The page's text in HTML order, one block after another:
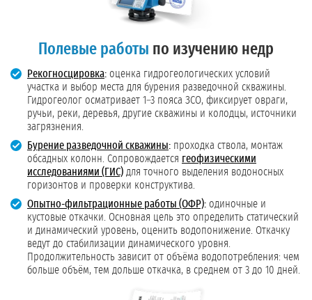
Полевые работы по изучению недр
Рекогносцировка: оценка гидрогеологических условий
участка и выбор места для бурения разведочной скважины.
Гидрогеолог осматривает 1–3 пояса ЗСО, фиксирует овраги,
ручьи, реки, деревья, другие скважины и колодцы, источники
загрязнения.
Бурение разведочной скважины: проходка ствола, монтаж
обсадных колонн. Сопровождается геофизическими
исследованиями (ГИС) для точного выделения водоносных
горизонтов и проверки конструктива.
Опытно-фильтрационные работы (ОФР): одиночные и
кустовые откачки. Основная цель это определить статический
и динамический уровень, оценить водопонижение. Откачку
ведут до стабилизации динамического уровня.
Продолжительность зависит от объёма водопотребления: чем
больше объём, тем дольше откачка, в среднем от 3 до 10 дней.